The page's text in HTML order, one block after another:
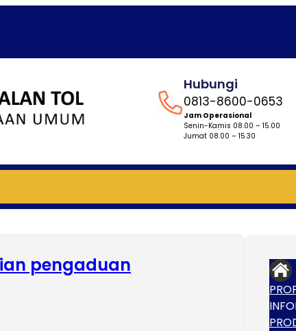
Hubungi
0813-8600-0653
Jam Operasional
Senin-Kamis 08.00 – 15.00
Jumat 08.00 – 15.30
pengaduan